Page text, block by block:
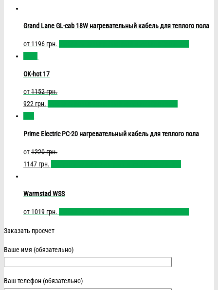
Grand Lane GL-cab 18W нагревательный кабель для теплого пола
от 1196 грн.
OK-hot 17
от1152грн.
922 грн.
Prime Electric PC-20 нагревательный кабель для теплого пола
от1220грн.
1147 грн.
Warmstad WSS
от 1019 грн.
Заказать просчет
Ваше имя (обязательно)
Ваш телефон (обязательно)